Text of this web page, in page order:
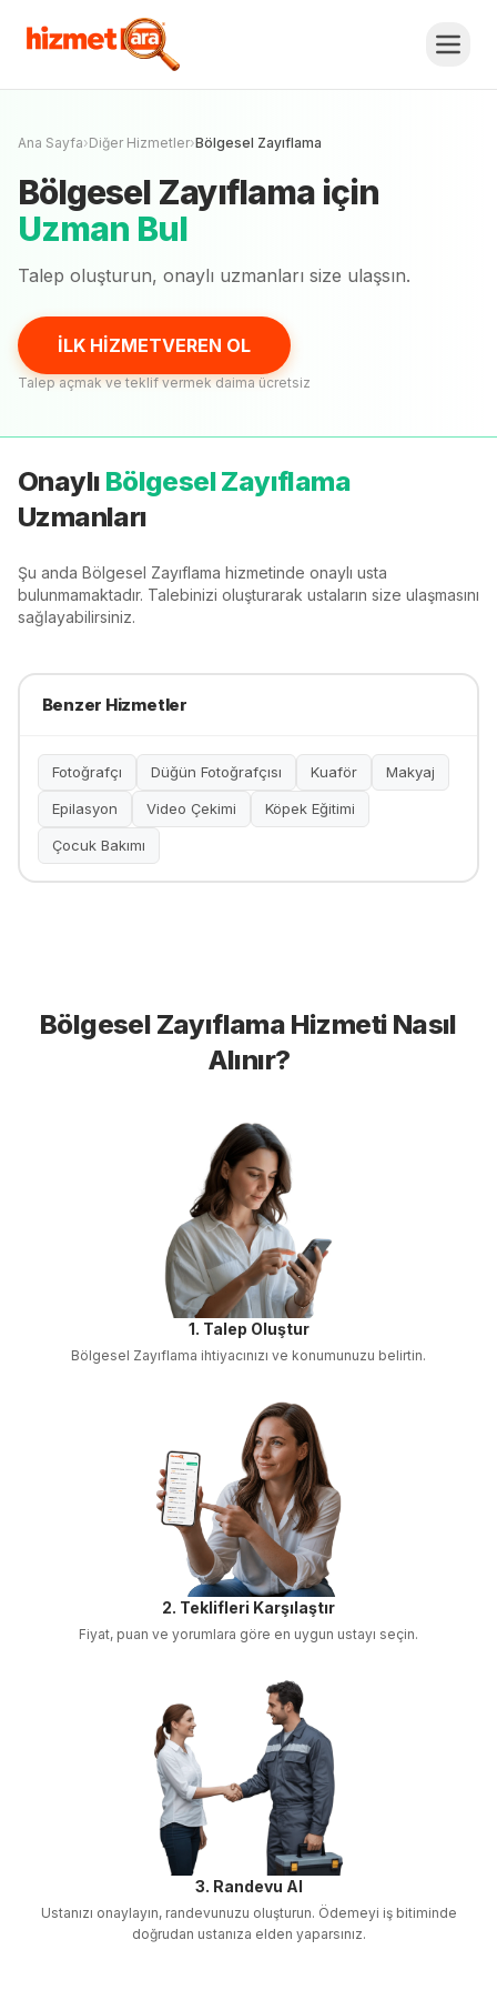
Fiyat Teklifi Al,
Karşılaştır.
İLK HİZMETVEREN OL
Ana Sayfa›Diğer Hizmetler›Bölgesel Zayıflama
Bölgesel Zayıflama için
Uzman Bul
Talep oluşturun, onaylı uzmanları size ulaşsın.
İLK HİZMETVEREN OL
Talep açmak ve teklif vermek daima ücretsiz
Onaylı Bölgesel Zayıflama
Uzmanları
Şu anda Bölgesel Zayıflama hizmetinde onaylı usta
bulunmamaktadır. Talebinizi oluşturarak ustaların size ulaşmasını
sağlayabilirsiniz.
Benzer Hizmetler
Fotoğrafçı Düğün Fotoğrafçısı Kuaför Makyaj
Epilasyon Video Çekimi Köpek Eğitimi
Çocuk Bakımı
Bölgesel Zayıflama Hizmeti Nasıl
Alınır?
1. Talep Oluştur
Bölgesel Zayıflama ihtiyacınızı ve konumunuzu belirtin.
2. Teklifleri Karşılaştır
Fiyat, puan ve yorumlara göre en uygun ustayı seçin.
3. Randevu Al
Ustanızı onaylayın, randevunuzu oluşturun. Ödemeyi iş bitiminde
doğrudan ustanıza elden yaparsınız.